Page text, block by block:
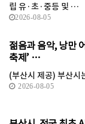
립 유·초·중등 및 …
2026-08-05
젊음과 음악, 낭만
축제’ …
(부산시 제공) 부산
2026-08-05